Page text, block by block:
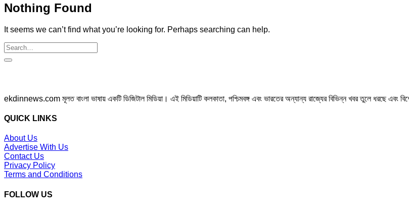
Nothing Found
It seems we can’t find what you’re looking for. Perhaps searching can help.
ekdinnews.com মূলত বাংলা ভাষায় একটি ডিজিটাল মিডিয়া। এই মিডিয়াটি কলকাতা, পশ্চিমবঙ্গ এবং ভারতের অন্যান্য রাজ্যের বিভিন্ন খবর তুলে ধরছে এবং
QUICK LINKS
About Us
Advertise With Us
Contact Us
Privacy Policy
Terms and Conditions
FOLLOW US